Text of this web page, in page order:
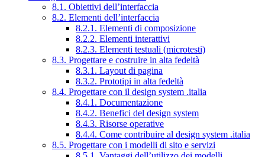
8.1. Obiettivi dell’interfaccia
8.2. Elementi dell’interfaccia
8.2.1. Elementi di composizione
8.2.2. Elementi interattivi
8.2.3. Elementi testuali (microtesti)
8.3. Progettare e costruire in alta fedeltà
8.3.1. Layout di pagina
8.3.2. Prototipi in alta fedeltà
8.4. Progettare con il design system .italia
8.4.1. Documentazione
8.4.2. Benefici del design system
8.4.3. Risorse operative
8.4.4. Come contribuire al design system .italia
8.5. Progettare con i modelli di sito e servizi